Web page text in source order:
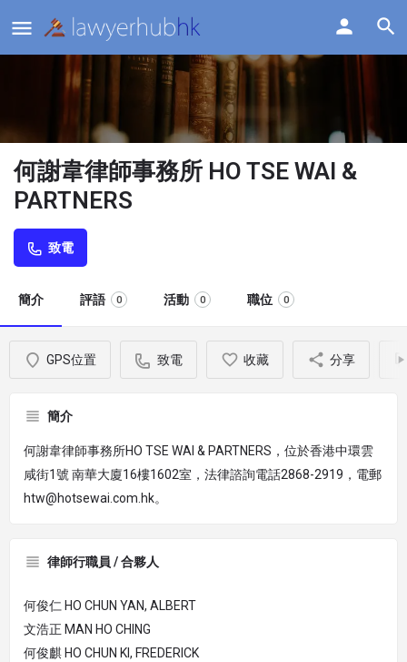
何謝韋律師事務所 HO TSE WAI &
PARTNERS
致電
簡介 評語 0 活動 0 職位 0
GPS位置 致電 收藏 分享
簡介
何謝韋律師事務所HO TSE WAI & PARTNERS，位於香港中環雲
咸街1號 南華大廈16樓1602室，法律諮詢電話2868-2919，電郵
htw@hotsewai.com.hk。
律師行職員 / 合夥人
何俊仁 HO CHUN YAN, ALBERT
文浩正 MAN HO CHING
何俊麒 HO CHUN KI, FREDERICK